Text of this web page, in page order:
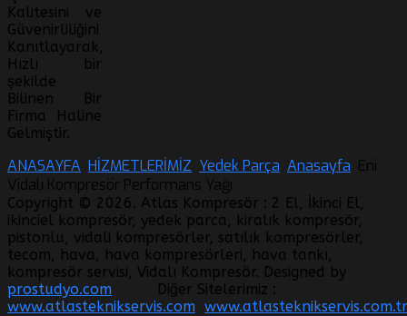
Kalitesini ve
Güvenirliliğini
Kanıtlayarak,
Hızlı bir
şekilde
Bilinen Bir
Firma Haline
Gelmiştir.
ANASAYFA HİZMETLERİMİZ Yedek Parça Anasayfa Eni
Vidalı Kompresör Performans Yağı
Copyright © 2026. Atlas Kompresör : 2 El, İkinci El,
ikinciel kompresör, yedek parca, kiralık kompresör,
pistonlu, vidali kompresörler, satılık kompresörler,
tecom, hava, hava kompresörleri, hava tankı,
kompresör servisi, Vidalı Kompresör. Designed by
prostudyo.com Diğer Sitelerimiz :
www.atlasteknikservis.com www.atlasteknikservis.com.tr